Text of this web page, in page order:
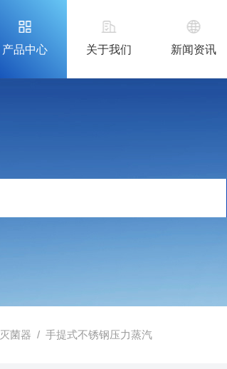
产品中心 关于我们 新闻资讯
灭菌器 /手提式不锈钢压力蒸汽